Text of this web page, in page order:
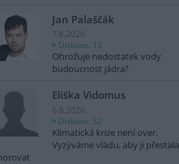
Jan Palaščák
7.8.2026
Diskuse: 13
Ohrožuje nedostatek vody
budoucnost jádra?
Eliška Vidomus
6.8.2026
Diskuse: 32
Klimatická krize není over.
Vyzýváme vládu, aby ji přestala